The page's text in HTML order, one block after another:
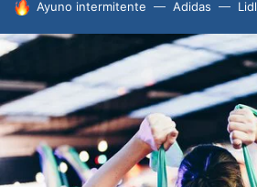
HOY SE HABLA DE
Ayuno intermitente Adidas Lidl